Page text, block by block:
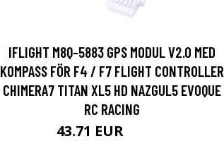
IFLIGHT M8Q-5883 GPS MODUL V2.0 MED
KOMPASS FÖR F4 / F7 FLIGHT CONTROLLER
CHIMERA7 TITAN XL5 HD NAZGUL5 EVOQUE
RC RACING
43.71 EUR